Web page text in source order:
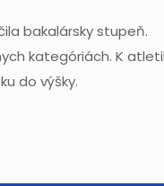
bakalársky stupeň.
kategóriách. K
do výšky.